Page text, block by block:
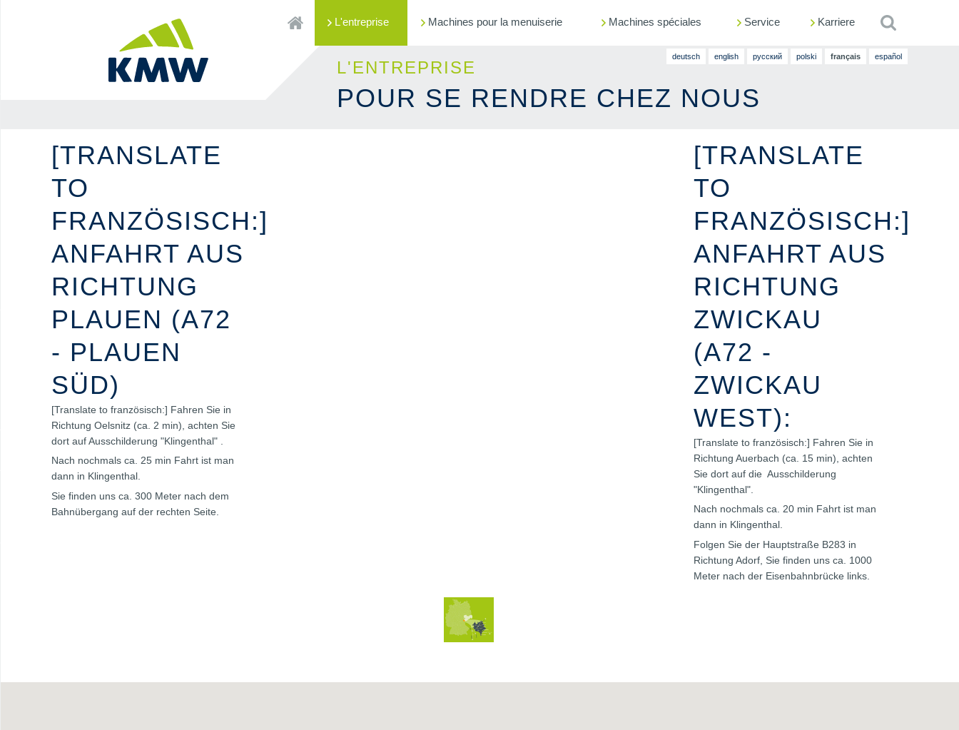
deutsch english русский polski français español
L'entreprise Machines pour la menuiserie Machines spéciales Service Karriere
Rechercher
Zum
Inhalt
POUR SE RENDRE CHEZ NOUS
L'ENTREPRISE
[TRANSLATE
TO
FRANZÖSISCH:]
ANFAHRT AUS
RICHTUNG
PLAUEN (A72
- PLAUEN
SÜD)
[Translate to französisch:] Fahren Sie in
Richtung Oelsnitz (ca. 2 min), achten Sie
dort auf Ausschilderung "Klingenthal" .
Nach nochmals ca. 25 min Fahrt ist man
dann in Klingenthal.
Sie finden uns ca. 300 Meter nach dem
Bahnübergang auf der rechten Seite.
[TRANSLATE
TO
FRANZÖSISCH:]
ANFAHRT AUS
RICHTUNG
ZWICKAU
(A72 -
ZWICKAU
WEST):
[Translate to französisch:] Fahren Sie in
Richtung Auerbach (ca. 15 min), achten
Sie dort auf die Ausschilderung
"Klingenthal".
Nach nochmals ca. 20 min Fahrt ist man
dann in Klingenthal.
Folgen Sie der Hauptstraße B283 in
Richtung Adorf, Sie finden uns ca. 1000
Meter nach der Eisenbahnbrücke links.